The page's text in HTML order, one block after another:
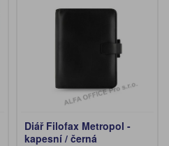
Diář Filofax Metropol -
kapesní / černá